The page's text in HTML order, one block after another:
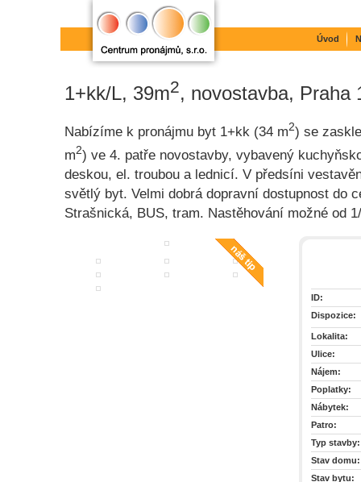
1+kk/L, 39m2, novostavba, Praha
Nabízíme k pronájmu byt 1+kk (34 m2) se
m2) ve 4. patře novostavby, vybavený
deskou, el. troubou a lednicí. V předsíni
světlý byt. Velmi dobrá dopravní dostupnost do
Strašnická, BUS, tram. Nastěhování možné od
ID:
Dispozice:
Lokalita:
Ulice:
Nájem:
Poplatky:
Nábytek:
Patro:
Typ stavby:
Stav domu:
Stav bytu:
Úvod